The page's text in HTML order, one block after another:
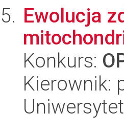
Ewolucja
Konkurs:
Kierownik: